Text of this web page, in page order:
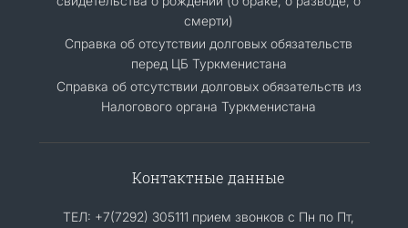
смерти)
Справка об отсутствии долговых обязательств
перед ЦБ Туркменистана
Справка об отсутствии долговых обязательств из
Налогового органа Туркменистана
Контактные данные
ТЕЛ: +7(7292) 305111 прием звонков с Пн по Пт,